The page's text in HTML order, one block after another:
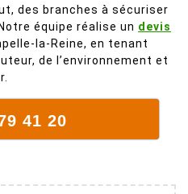
mort. C'est
délicat parce
que c'est un
arbre qui
remarquable,
au passage
des branches à sécuriser
équipe réalise un devis
la-Reine, en tenant
de l’environnement et
41 20